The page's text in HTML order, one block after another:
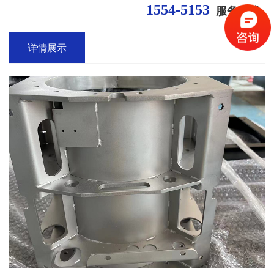
1554-5153 服务热线
详情展示